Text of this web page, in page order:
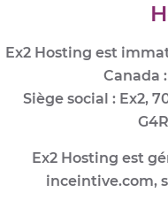
Ex2 Hosting est
Canada
Siège social : Ex2,
Ex2 Hosting est
inceintive.com,